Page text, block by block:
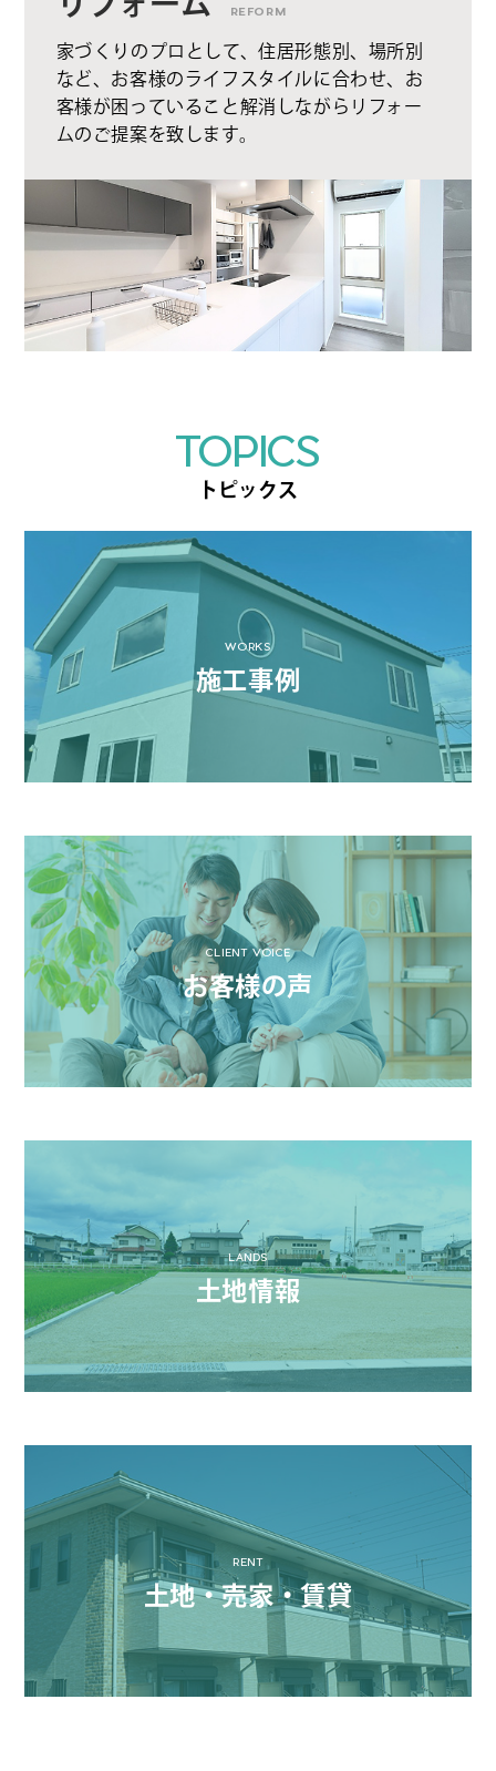
REFORM
家づくりのプロとして、住居形態別、場所別
など、お客様のライフスタイルに合わせ、お
客様が困っていること解消しながらリフォー
ムのご提案を致します。
TOPICS
トピックス
WORKS
施工事例
CLIENT VOICE
お客様の声
LANDS
土地情報
RENT
土地・売家・賃貸